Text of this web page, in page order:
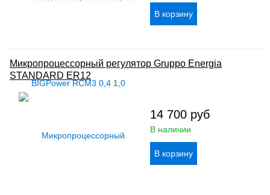
Микропроцессорный регулятор Gruppo Energia
STANDARD ER12
14 700 руб
В наличии